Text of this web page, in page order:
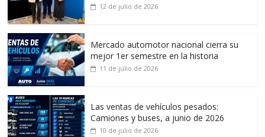
12 de julio de 2026
Mercado automotor nacional cierra su
mejor 1er semestre en la historia
11 de julio de 2026
Las ventas de vehículos pesados:
Camiones y buses, a junio de 2026
10 de julio de 2026